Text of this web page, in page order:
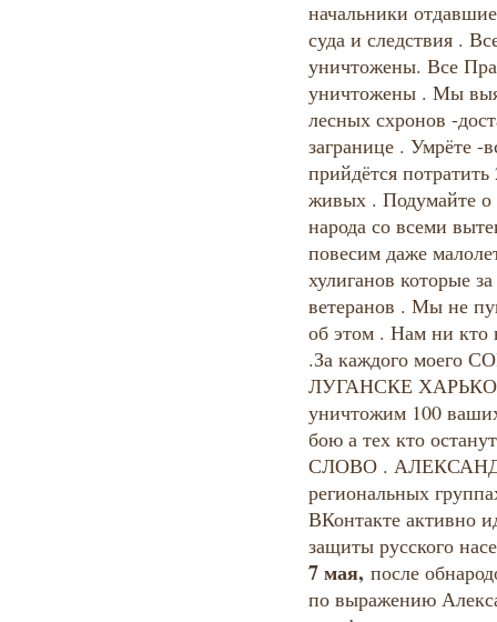
начальники
суда и следствия .
уничтожены. Все
уничтожены . Мы
лесных схронов -
загранице . Умрёте -
прийдётся
живых . Подумайте о
народа со всеми
повесим даже
хулиганов которые
ветеранов . Мы не
об этом . Нам ни кто
.За каждого моего
ЛУГАНСКЕ
уничтожим 100
бою а тех кто
СЛОВО .
региональных
ВКонтакте активно
защиты русского
7 мая, после
по выражению